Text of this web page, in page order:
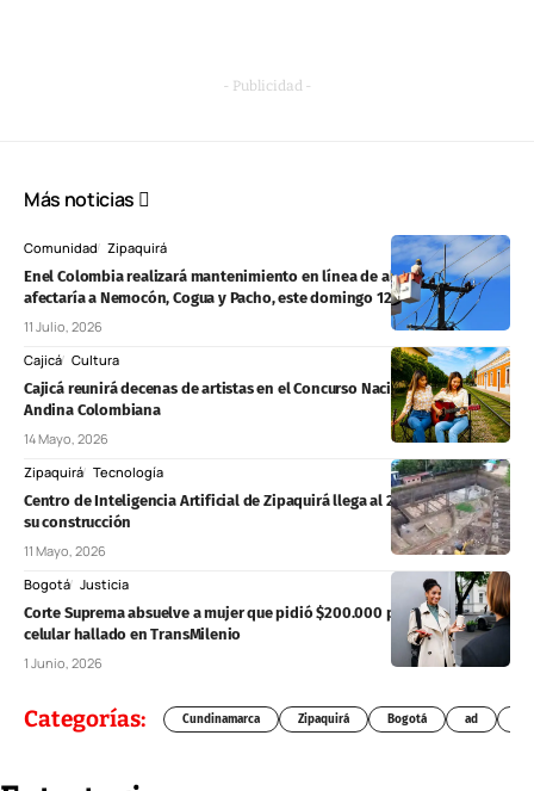
- Publicidad -
Más noticias
Comunidad Zipaquirá
Enel Colombia realizará mantenimiento en línea de alta tensión que
afectaría a Nemocón, Cogua y Pacho, este domingo 12 de julio
11 Julio, 2026
Cajicá Cultura
Cajicá reunirá decenas de artistas en el Concurso Nacional de Música
Andina Colombiana
14 Mayo, 2026
Zipaquirá Tecnología
Centro de Inteligencia Artificial de Zipaquirá llega al 20% de avance en
su construcción
11 Mayo, 2026
Bogotá Justicia
Corte Suprema absuelve a mujer que pidió $200.000 por devolver un
celular hallado en TransMilenio
1 Junio, 2026
Categorías: Cundinamarca Zipaquirá Bogotá ad